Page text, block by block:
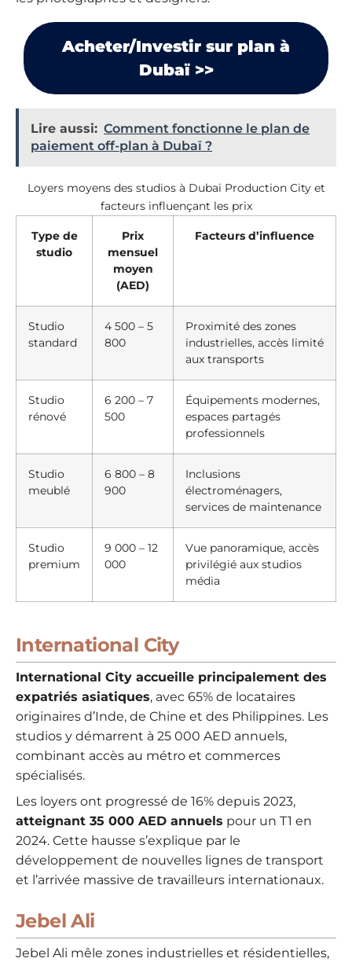
Acheter/Investir sur plan à
Dubaï >>
Lire aussi: Comment fonctionne le plan de
paiement off-plan à Dubaï ?
Loyers moyens des studios à Dubai Production City et
facteurs influençant les prix
Type de
studio
Prix
mensuel
moyen
(AED)
Facteurs d’influence
Studio
standard
4 500 – 5
800
Proximité des zones
industrielles, accès limité
aux transports
Studio
rénové
6 200 – 7
500
Équipements modernes,
espaces partagés
professionnels
Studio
meublé
6 800 – 8
900
Inclusions
électroménagers,
services de maintenance
Studio
premium
9 000 – 12
000
Vue panoramique, accès
privilégié aux studios
média
International City
International City accueille principalement des
expatriés asiatiques, avec 65% de locataires
originaires d’Inde, de Chine et des Philippines. Les
studios y démarrent à 25 000 AED annuels,
combinant accès au métro et commerces
spécialisés.
Les loyers ont progressé de 16% depuis 2023,
atteignant 35 000 AED annuels pour un T1 en
2024. Cette hausse s’explique par le
développement de nouvelles lignes de transport
et l’arrivée massive de travailleurs internationaux.
Jebel Ali
Jebel Ali mêle zones industrielles et résidentielles,